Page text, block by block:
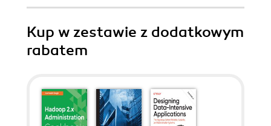
Kup w zestawie z dodatkowym
rabatem